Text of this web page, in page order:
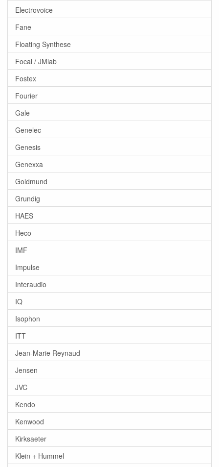
Electrovoice
Fane
Floating Synthese
Focal / JMlab
Fostex
Fourier
Gale
Genelec
Genesis
Genexxa
Goldmund
Grundig
HAES
Heco
IMF
Impulse
Interaudio
IQ
Isophon
ITT
Jean-Marie Reynaud
Jensen
JVC
Kendo
Kenwood
Kirksaeter
Klein + Hummel